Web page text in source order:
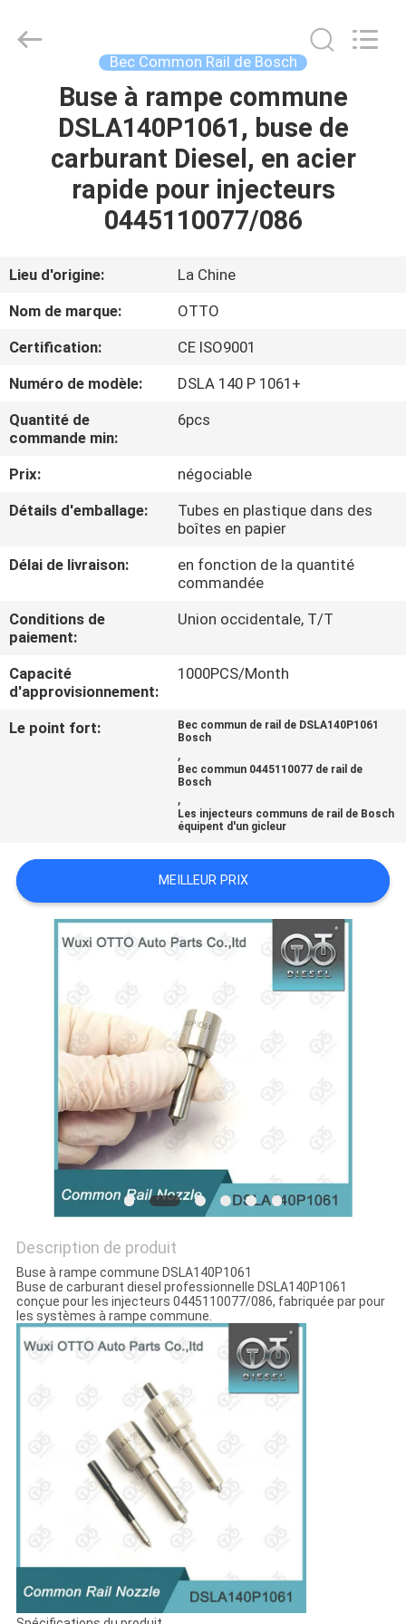
MAISON
PRODUITS
À
PROPOS
DE
VISITE
L'USINE
QUALITÉ
CONTACTEZ-
NOUS
NOUVELLES
SITEMAP
PRIVACY
POLICY
OTTO
AUTO
Bec Common Rail de Bosch
Buse à rampe commune
DSLA140P1061, buse de
carburant Diesel, en acier
rapide pour injecteurs
0445110077/086
Lieu d'origine:
La Chine
Nom de marque:
OTTO
Certification:
CE ISO9001
Numéro de modèle:
DSLA 140 P 1061+
Quantité de
commande min:
6pcs
Prix:
négociable
Détails d'emballage:
Tubes en plastique dans des
boîtes en papier
Délai de livraison:
en fonction de la quantité
commandée
Conditions de
paiement:
Union occidentale, T/T
Capacité
d'approvisionnement:
1000PCS/Month
Le point fort:
Bec commun de rail de DSLA140P1061
Bosch
,
Bec commun 0445110077 de rail de
Bosch
,
Les injecteurs communs de rail de Bosch
équipent d'un gicleur
MEILLEUR PRIX
Description de produit
Buse à rampe commune DSLA140P1061
Buse de carburant diesel professionnelle DSLA140P1061
conçue pour les injecteurs 0445110077/086, fabriquée par pour
les systèmes à rampe commune.